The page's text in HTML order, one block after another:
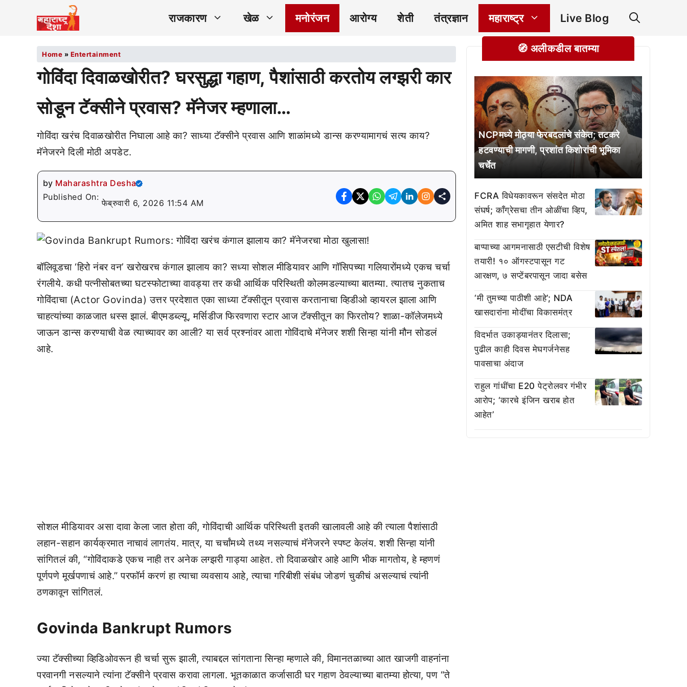
राजकारण खेळ मनोरंजन आरोग्य शेती तंत्रज्ञान महाराष्ट्र Live Blog
Home » Entertainment
गोविंदा दिवाळखोरीत? घरसुद्धा गहाण, पैशांसाठी करतोय लग्झरी कार
सोडून टॅक्सीने प्रवास? मॅनेजर म्हणाला…
गोविंदा खरंच दिवाळखोरीत निघाला आहे का? साध्या टॅक्सीने प्रवास आणि शाळांमध्ये डान्स करण्यामागचं सत्य काय?
मॅनेजरने दिली मोठी अपडेट.
by Maharashtra Desha
Published On:
फेब्रुवारी 6, 2026 11:54 AM
बॉलिवूडचा ‘हिरो नंबर वन’ खरोखरच कंगाल झालाय का? सध्या सोशल मीडियावर आणि गॉसिपच्या गलियारोंमध्ये एकच चर्चा
रंगलीये. कधी पत्नीसोबतच्या घटस्फोटाच्या वावड्या तर कधी आर्थिक परिस्थिती कोलमडल्याच्या बातम्या. त्यातच नुकताच
गोविंदाचा (Actor Govinda) उत्तर प्रदेशात एका साध्या टॅक्सीतून प्रवास करतानाचा व्हिडीओ व्हायरल झाला आणि
चाहत्यांच्या काळजात धस्स झालं. बीएमडब्ल्यू, मर्सिडीज फिरवणारा स्टार आज टॅक्सीतून का फिरतोय? शाळा-कॉलेजमध्ये
जाऊन डान्स करण्याची वेळ त्याच्यावर का आली? या सर्व प्रश्नांवर आता गोविंदाचे मॅनेजर शशी सिन्हा यांनी मौन सोडलं
आहे.
सोशल मीडियावर असा दावा केला जात होता की, गोविंदाची आर्थिक परिस्थिती इतकी खालावली आहे की त्याला पैशांसाठी
लहान-सहान कार्यक्रमात नाचावं लागतंय. मात्र, या चर्चांमध्ये तथ्य नसल्याचं मॅनेजरने स्पष्ट केलंय. शशी सिन्हा यांनी
सांगितलं की, “गोविंदाकडे एकच नाही तर अनेक लग्झरी गाड्या आहेत. तो दिवाळखोर आहे आणि भीक मागतोय, हे म्हणणं
पूर्णपणे मूर्खपणाचं आहे.” परफॉर्म करणं हा त्याचा व्यवसाय आहे, त्याचा गरिबीशी संबंध जोडणं चुकीचं असल्याचं त्यांनी
ठणकावून सांगितलं.
Govinda Bankrupt Rumors
ज्या टॅक्सीच्या व्हिडिओवरून ही चर्चा सुरू झाली, त्याबद्दल सांगताना सिन्हा म्हणाले की, विमानतळाच्या आत खाजगी वाहनांना
परवानगी नसल्याने त्यांना टॅक्सीने प्रवास करावा लागला. भूतकाळात कर्जासाठी घर गहाण ठेवल्याच्या बातम्या होत्या, पण “ते
🧭 अलीकडील बातम्या
NCPमध्ये मोठ्या फेरबदलांचे संकेत; तटकरे
हटवण्याची मागणी, प्रशांत किशोरांची भूमिका
चर्चेत
FCRA विधेयकावरून संसदेत मोठा
संघर्ष; काँग्रेसचा तीन ओळींचा व्हिप,
अमित शाह सभागृहात येणार?
बाप्पाच्या आगमनासाठी एसटीची विशेष
तयारी! १० ऑगस्टपासून गट
आरक्षण, ७ सप्टेंबरपासून जादा बसेस
‘मी तुमच्या पाठीशी आहे’; NDA
खासदारांना मोदींचा विकासमंत्र
विदर्भात उकाड्यानंतर दिलासा;
पुढील काही दिवस मेघगर्जनेसह
पावसाचा अंदाज
राहुल गांधींचा E20 पेट्रोलवर गंभीर
आरोप; ‘कारचे इंजिन खराब होत
आहेत’